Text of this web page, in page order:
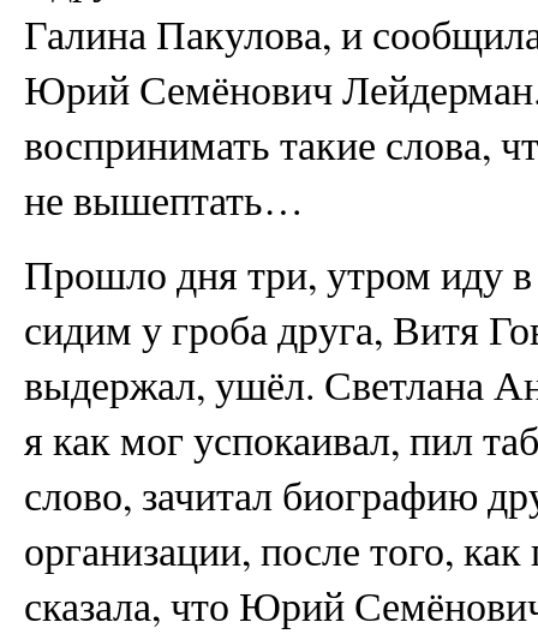
Галина Пакулова, и
Юрий Семёнович
воспринимать такие слова,
не вышептать…
Прошло дня три, утром иду
сидим у гроба друга, Витя
выдержал, ушёл. Светлана
я как мог успокаивал, пил
слово, зачитал биографию
организации, после того,
сказала, что Юрий